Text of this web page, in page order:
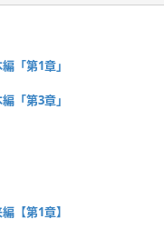
「第1章」
「第3章」
【第1章】